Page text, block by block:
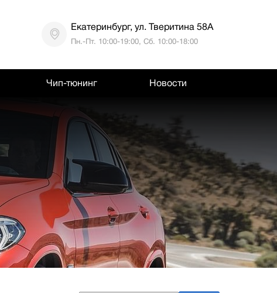
Екатеринбург, ул. Тверитина 58А
Пн.-Пт. 10:00-19:00, Сб. 10:00-18:00
Чип-тюнинг Новости